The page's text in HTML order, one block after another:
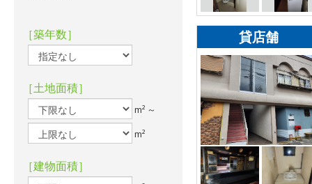
［築年数］
［土地面積］
m² ～
m²
［建物面積］
貸店舗